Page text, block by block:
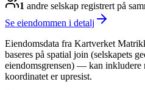
1 andre selskap registrert på
Se eiendommen i detalj
Eiendomsdata fra Kartverket
baseres på spatial join (selskapets
eiendomsgrensen) — kan inkludere
koordinatet er upresist.